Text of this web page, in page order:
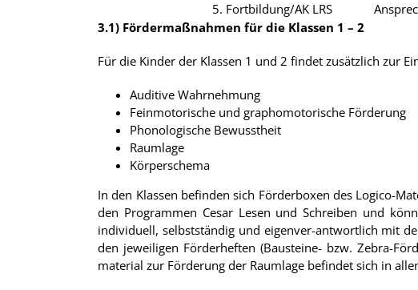
5. Fortbildung/AK LRS
3.1) Fördermaßnahmen für die Klassen 1 – 2
Für die Kinder der Klassen 1 und 2 findet zusätzlich zur
Auditive Wahrnehmung
Feinmotorische und graphomotorische Förderung
Phonologische Bewusstheit
Raumlage
Körperschema
In den Klassen befinden sich Förderboxen des Logico-
den Programmen Cesar Lesen und Schreiben und
individuell, selbstständig und eigenver-antwortlich mit
den jeweiligen Förderheften (Bausteine- bzw. Zebra-
material zur Förderung der Raumlage befindet sich in